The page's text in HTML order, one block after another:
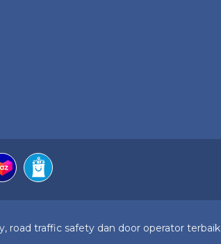
road traffic safety dan door operator terbaik